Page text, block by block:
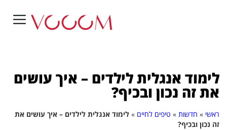
לימוד אנגלית לילדים – איך עושים
את זה נכון ובכיף?
ראשי » חדשות » טיפים לחיים » לימוד אנגלית לילדים – איך עושים את
זה נכון ובכיף?